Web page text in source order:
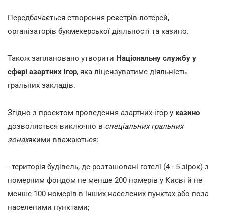
Передбачається створення реєстрів лотерей,
організаторів букмекерської діяльності та казино.
Також заплановано утворити Національну службу у
сфері азартних ігор, яка ліцензуватиме діяльність
гральних закладів.
Згідно з проектом проведення азартних ігор у казино
дозволяється виключно в спеціальних гральних
зонахякими вважаються:
- територія будівель, де розташовані готелі (4 - 5 зірок) з
номерним фондом не менше 200 номерів у Києві й не
менше 100 номерів в інших населених пунктах або поза
населеними пунктами;